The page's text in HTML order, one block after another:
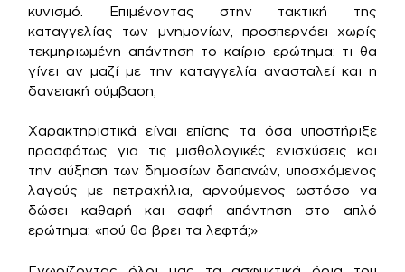
κυνισμό. Επιμένοντας στην τακτική της
καταγγελίας των μνημονίων, προσπερνάει χωρίς
τεκμηριωμένη απάντηση το καίριο ερώτημα: τι θα
γίνει αν μαζί με την καταγγελία ανασταλεί και η
δανειακή σύμβαση;
Χαρακτηριστικά είναι επίσης τα όσα υποστήριξε
προσφάτως για τις μισθολογικές ενισχύσεις και
την αύξηση των δημοσίων δαπανών, υποσχόμενος
λαγούς με πετραχήλια, αρνούμενος ωστόσο να
δώσει καθαρή και σαφή απάντηση στο απλό
ερώτημα: «πού θα βρει τα λεφτά;»